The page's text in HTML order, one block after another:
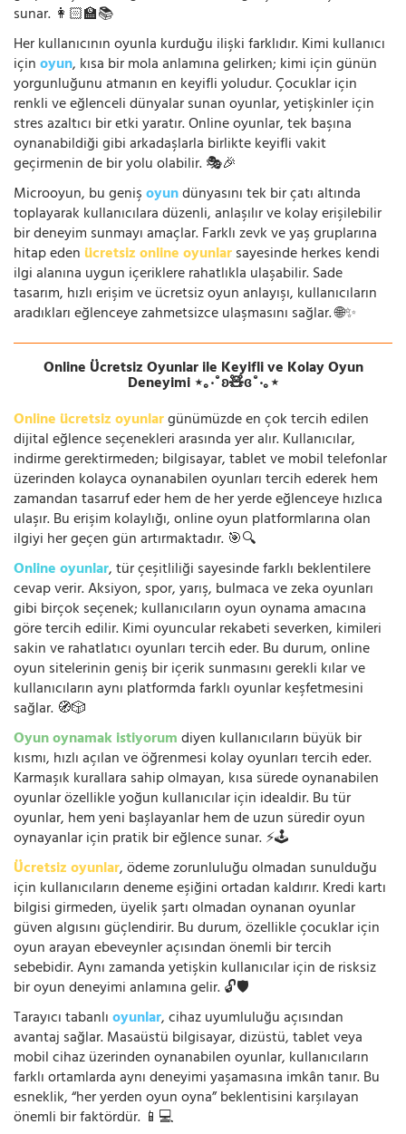
sunar. 👩🏻‍🏫📚
Her kullanıcının oyunla kurduğu ilişki farklıdır. Kimi kullanıcı
içinoyun, kısa bir mola anlamına gelirken; kimi için günün
yorgunluğunu atmanın en keyifli yoludur. Çocuklar için
renkli ve eğlenceli dünyalar sunan oyunlar, yetişkinler için
stres azaltıcı bir etki yaratır. Online oyunlar, tek başına
oynanabildiği gibi arkadaşlarla birlikte keyifli vakit
geçirmenin de bir yolu olabilir. 🎭🎉
Microoyun, bu genişoyundünyasını tek bir çatı altında
toplayarak kullanıcılara düzenli, anlaşılır ve kolay erişilebilir
bir deneyim sunmayı amaçlar. Farklı zevk ve yaş gruplarına
hitap eden ücretsiz online oyunlarsayesinde herkes kendi
ilgi alanına uygun içeriklere rahatlıkla ulaşabilir. Sade
tasarım, hızlı erişim ve ücretsiz oyun anlayışı, kullanıcıların
aradıkları eğlenceye zahmetsizce ulaşmasını sağlar. 🌐✨
Online Ücretsiz Oyunlar ile Keyifli ve Kolay Oyun
Deneyimi ⋆｡‧˚ʚ🧸ɞ˚‧｡⋆
Online ücretsiz oyunlargünümüzde en çok tercih edilen
dijital eğlence seçenekleri arasında yer alır. Kullanıcılar,
indirme gerektirmeden; bilgisayar, tablet ve mobil telefonlar
üzerinden kolayca oynanabilen oyunları tercih ederek hem
zamandan tasarruf eder hem de her yerde eğlenceye hızlıca
ulaşır. Bu erişim kolaylığı, online oyun platformlarına olan
ilgiyi her geçen gün artırmaktadır. 🎯🔍
Online oyunlar, tür çeşitliliği sayesinde farklı beklentilere
cevap verir. Aksiyon, spor, yarış, bulmaca ve zeka oyunları
gibi birçok seçenek; kullanıcıların oyun oynama amacına
göre tercih edilir. Kimi oyuncular rekabeti severken, kimileri
sakin ve rahatlatıcı oyunları tercih eder. Bu durum, online
oyun sitelerinin geniş bir içerik sunmasını gerekli kılar ve
kullanıcıların aynı platformda farklı oyunlar keşfetmesini
sağlar. 🧭🎲
Oyun oynamak istiyorumdiyen kullanıcıların büyük bir
kısmı, hızlı açılan ve öğrenmesi kolay oyunları tercih eder.
Karmaşık kurallara sahip olmayan, kısa sürede oynanabilen
oyunlar özellikle yoğun kullanıcılar için idealdir. Bu tür
oyunlar, hem yeni başlayanlar hem de uzun süredir oyun
oynayanlar için pratik bir eğlence sunar. ⚡🕹️
Ücretsiz oyunlar, ödeme zorunluluğu olmadan sunulduğu
için kullanıcıların deneme eşiğini ortadan kaldırır. Kredi kartı
bilgisi girmeden, üyelik şartı olmadan oynanan oyunlar
güven algısını güçlendirir. Bu durum, özellikle çocuklar için
oyun arayan ebeveynler açısından önemli bir tercih
sebebidir. Aynı zamanda yetişkin kullanıcılar için de risksiz
bir oyun deneyimi anlamına gelir. 🔓🛡️
Tarayıcı tabanlıoyunlar, cihaz uyumluluğu açısından
avantaj sağlar. Masaüstü bilgisayar, dizüstü, tablet veya
mobil cihaz üzerinden oynanabilen oyunlar, kullanıcıların
farklı ortamlarda aynı deneyimi yaşamasına imkân tanır. Bu
esneklik, “her yerden oyun oyna” beklentisini karşılayan
önemli bir faktördür. 📱💻